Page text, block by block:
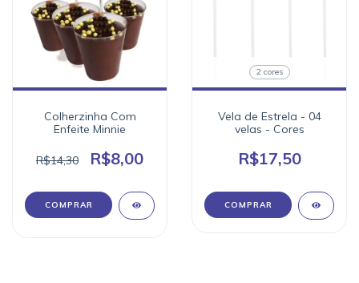
Colherzinha Com
Enfeite Minnie
R$14,30 R$8,00
2 cores
Vela de Estrela - 04
velas - Cores
R$17,50
COMPRAR